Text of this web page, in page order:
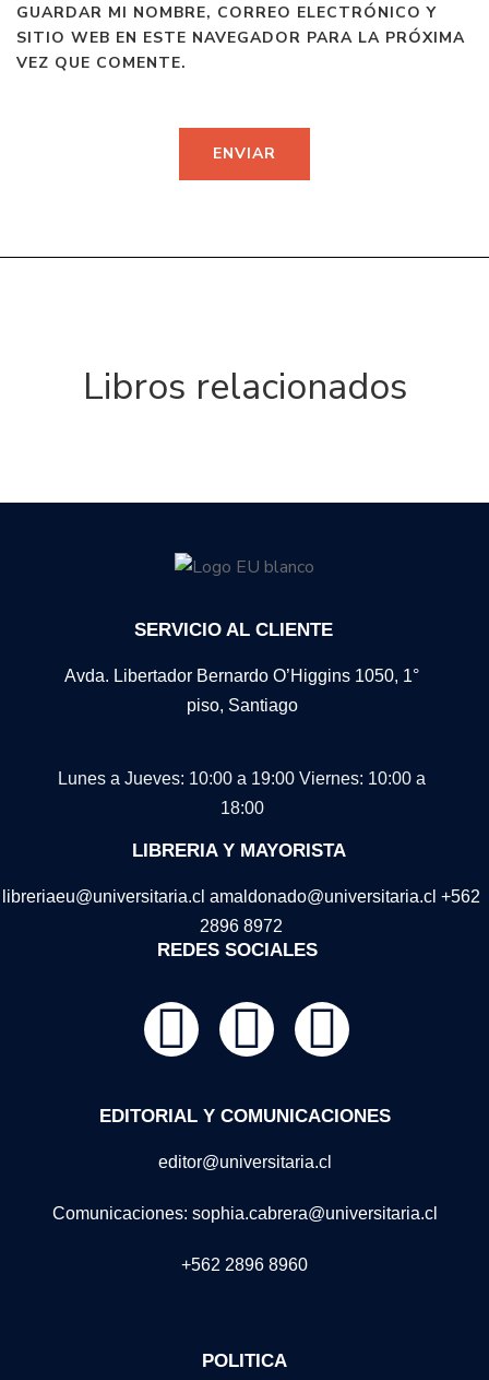
GUARDAR MI NOMBRE, CORREO ELECTRÓNICO Y
SITIO WEB EN ESTE NAVEGADOR PARA LA PRÓXIMA
VEZ QUE COMENTE.
Libros relacionados
SERVICIO AL CLIENTE
Avda. Libertador Bernardo O’Higgins 1050, 1°
piso, Santiago
Lunes a Jueves: 10:00 a 19:00 Viernes: 10:00 a
18:00
LIBRERIA Y MAYORISTA
libreriaeu@universitaria.cl amaldonado@universitaria.cl +562
2896 8972
REDES SOCIALES
EDITORIAL Y COMUNICACIONES
editor@universitaria.cl
Comunicaciones: sophia.cabrera@universitaria.cl
+562 2896 8960
POLITICA